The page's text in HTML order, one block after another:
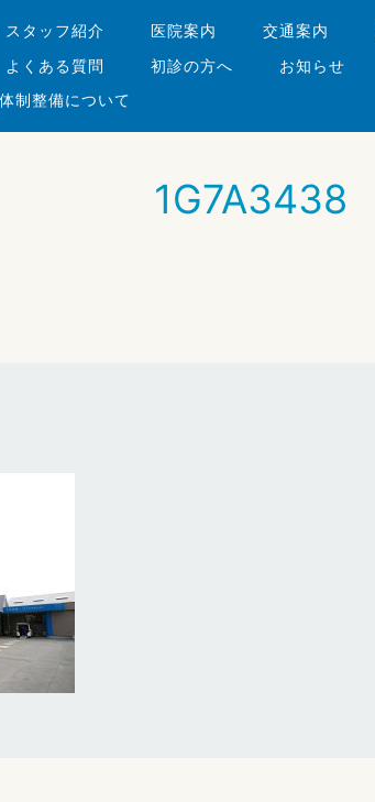
スタッフ紹介 医院案内 交通案内
よくある質問 初診の方へ お知らせ
制整備について
1G7A3438